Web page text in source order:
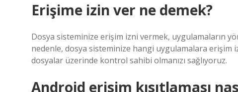
Erişime izin ver ne demek?
Dosya sisteminize erişim izni vermek, uygulamaların
nedenle, dosya sisteminize hangi uygulamalara erişim
dosyalar üzerinde kontrol sahibi olmanızı sağlıyoruz.
Android erisim kısıtlaması